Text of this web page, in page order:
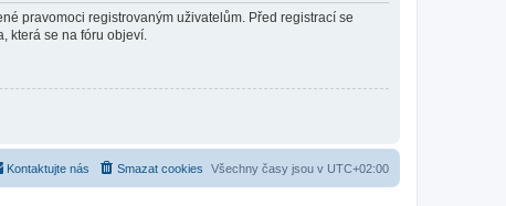
pravomoci registrovaným uživatelům. Před registrací se
která se na fóru objeví.
Všechny časy jsou v UTC+02:00
Smazat cookies
Kontaktujte nás